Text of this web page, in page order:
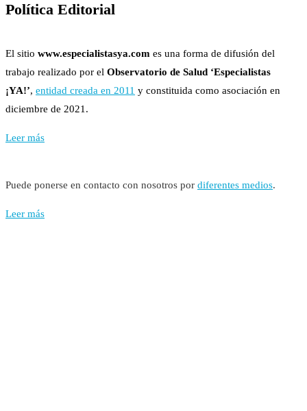
Política Editorial
El sitio www.especialistasya.com es una forma de difusión del
trabajo realizado por el Observatorio de Salud ‘Especialistas
¡YA!’, entidad creada en 2011 y constituida como asociación en
diciembre de 2021.
Leer más
Puede ponerse en contacto con nosotros por diferentes medios.
Leer más